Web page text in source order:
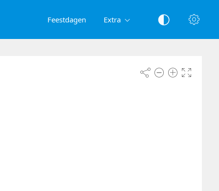
Feestdagen Extra